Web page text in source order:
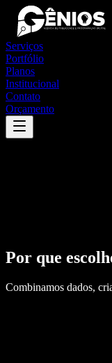
Serviços
Portfólio
Planos
Institucional
Contato
Orçamento
Por que
Combinamos dados,